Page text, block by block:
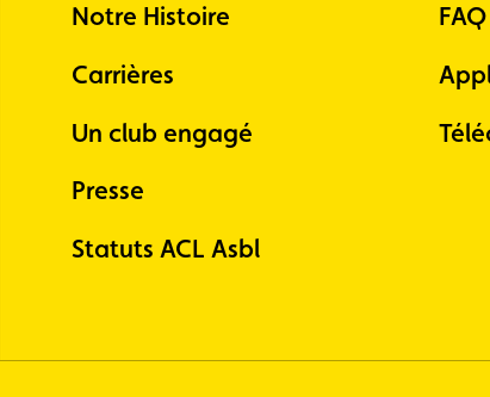
Notre Histoire
Carrières
Un club engagé
Presse
Statuts ACL Asbl
FAQ